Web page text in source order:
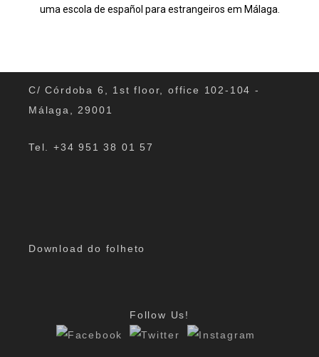
uma escola de español para estrangeiros em Málaga.
C/ Córdoba 6, 1st floor, office 102-104 -
Málaga, 29001
Tel. +34 951 38 01 57
Download do folheto
Follow Us!